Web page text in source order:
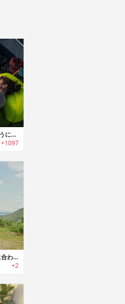
MotoBed｜自宅のベッドのように快適に休めるオールインワンキャンピングベッドロール「モートベッド」
+1097
CULLA Adapt｜ 気温・天気に合わせて快適に！テント用インサート
+2